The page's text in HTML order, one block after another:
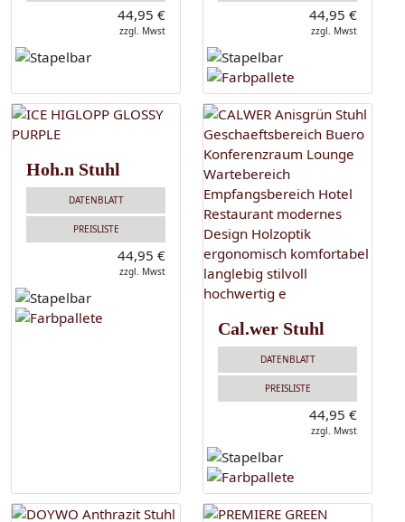
44,95 €
zzgl. Mwst
44,95 €
zzgl. Mwst
Hoh.n Stuhl
DATENBLATT
PREISLISTE
44,95 €
zzgl. Mwst
Cal.wer Stuhl
DATENBLATT
PREISLISTE
44,95 €
zzgl. Mwst